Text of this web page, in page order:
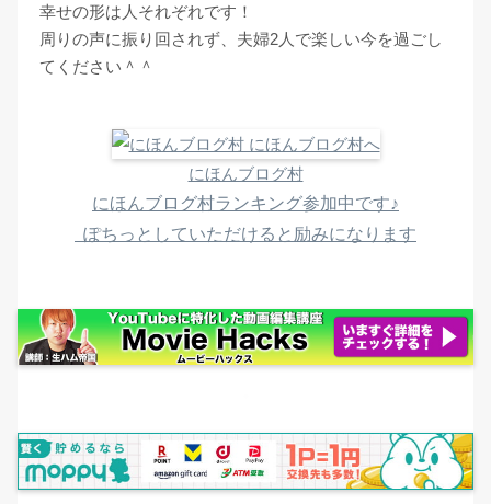
幸せの形は人それぞれです！
周りの声に振り回されず、夫婦2人で楽しい今を過ごし
てください＾＾
にほんブログ村
にほんブログ村ランキング参加中です♪
ぽちっとしていただけると励みになります